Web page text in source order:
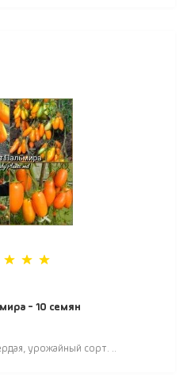
- 10 семян
урожайный сорт. ..